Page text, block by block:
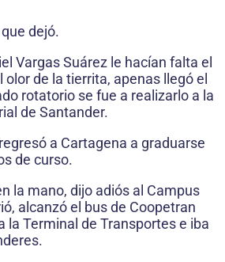
dejó.
Vargas Suárez le hacían falta el
de la tierrita, apenas llegó el
rotatorio se fue a realizarlo a la
de Santander.
a Cartagena a graduarse
de curso.
la mano, dijo adiós al Campus
alcanzó el bus de Coopetran
la Terminal de Transportes e iba